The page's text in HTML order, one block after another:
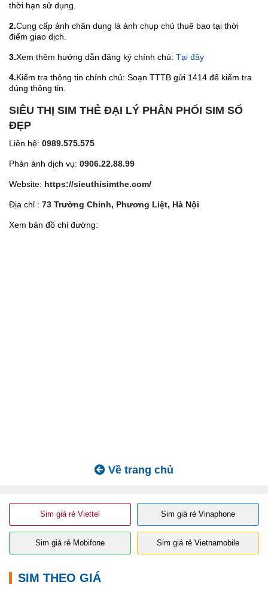
thời hạn sử dụng.
2.Cung cấp ảnh chân dung là ảnh chụp chủ thuê bao tại thời
điểm giao dịch.
3.Xem thêm hướng dẫn đăng ký chính chủ: Tại đây
4.Kiểm tra thông tin chính chủ: Soạn TTTB gửi 1414 để kiểm tra
đúng thông tin.
SIÊU THỊ SIM THẺ ĐẠI LÝ PHÂN PHỐI SIM SỐ
ĐẸP
Liên hệ: 0989.575.575
Phản ánh dịch vụ: 0906.22.88.99
Website: https://sieuthisimthe.com/
Địa chỉ : 73 Trường Chinh, Phương Liệt, Hà Nội
Xem bản đồ chỉ đường:
Về trang chủ
Sim giá rẻ Viettel Sim giá rẻ Vinaphone
Sim giá rẻ Mobifone Sim giá rẻ Vietnamobile
SIM THEO GIÁ